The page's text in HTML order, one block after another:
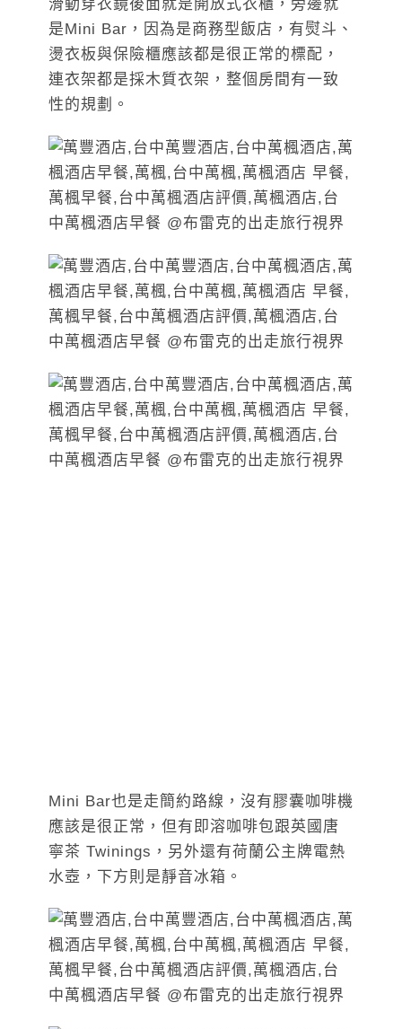
滑動穿衣鏡後面就是開放式衣櫃，旁邊就
是Mini Bar，因為是商務型飯店，有熨斗、
燙衣板與保險櫃應該都是很正常的標配，
連衣架都是採木質衣架，整個房間有一致
性的規劃。
Mini Bar也是走簡約路線，沒有膠囊咖啡機
應該是很正常，但有即溶咖啡包跟英國唐
寧茶 Twinings，另外還有荷蘭公主牌電熱
水壺，下方則是靜音冰箱。